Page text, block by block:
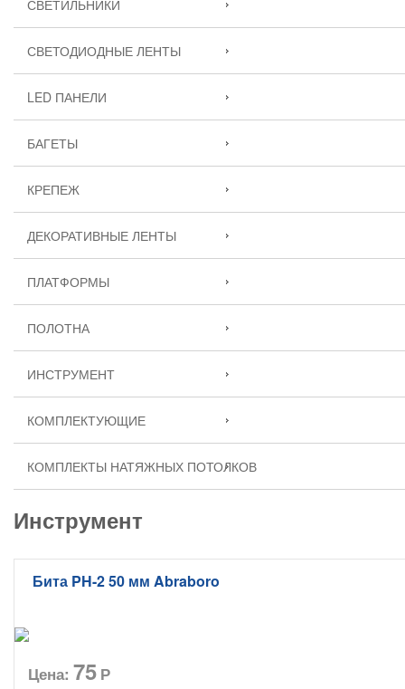
СВЕТИЛЬНИКИ
СВЕТОДИОДНЫЕ ЛЕНТЫ
LED ПАНЕЛИ
БАГЕТЫ
КРЕПЕЖ
ДЕКОРАТИВНЫЕ ЛЕНТЫ
ПЛАТФОРМЫ
ПОЛОТНА
ИНСТРУМЕНТ
КОМПЛЕКТУЮЩИЕ
КОМПЛЕКТЫ НАТЯЖНЫХ ПОТОЛКОВ
Инструмент
Бита PH-2 50 мм Abraboro
Цена: 75 Р